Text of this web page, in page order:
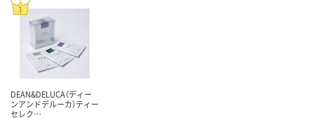
DEAN&DELUCA（ディー
ンアンドデルーカ）ティー
セレク…